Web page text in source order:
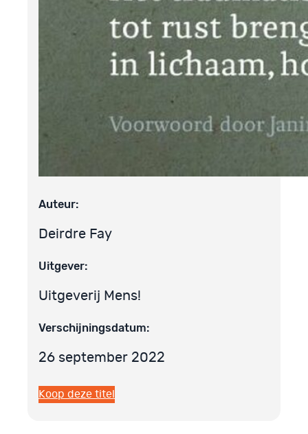
Auteur:
Deirdre Fay
Uitgever:
Uitgeverij Mens!
Verschijningsdatum:
26 september 2022
Koop deze titel